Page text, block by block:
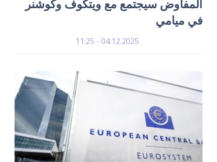
المفاوض سيجتمع مع ويتكوف وكوشنر
في ميامي
04.12.2025 - 11:25